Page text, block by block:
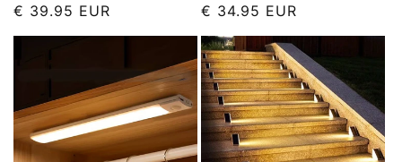
ár
ár
€ 39.95 EUR
ár
ár
€ 34.95 EUR